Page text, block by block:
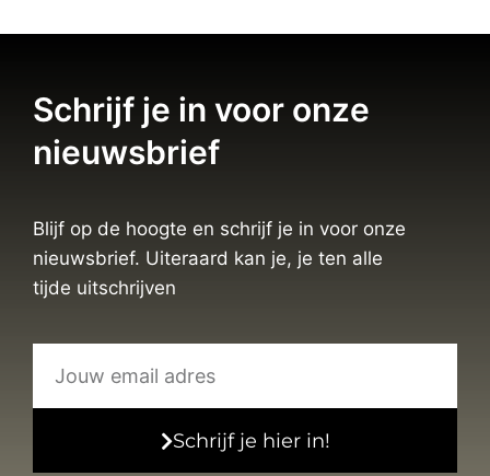
Schrijf je in voor onze
nieuwsbrief
Blijf op de hoogte en schrijf je in voor onze
nieuwsbrief. Uiteraard kan je, je ten alle
tijde uitschrijven
Schrijf je hier in!